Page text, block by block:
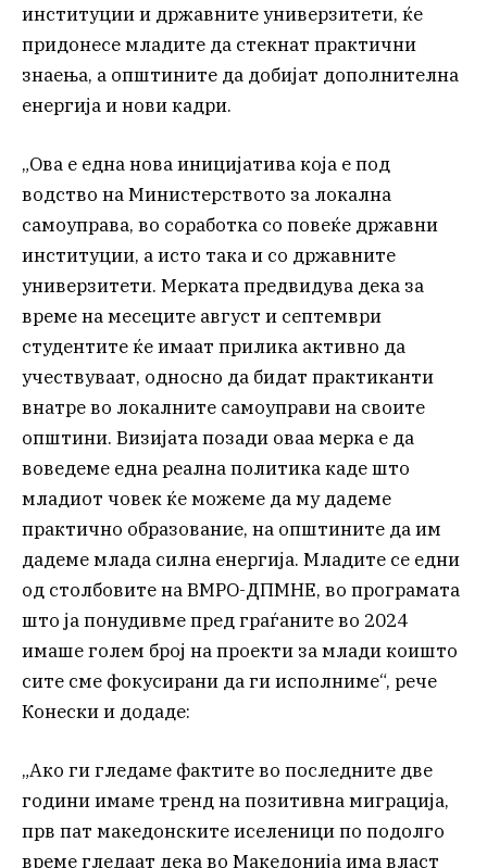
институции и државните универзитети, ќе
придонесе младите да стекнат практични
знаења, а општините да добијат дополнителна
енергија и нови кадри.
„Ова е една нова иницијатива која е под
водство на Министерството за локална
самоуправа, во соработка со повеќе државни
институции, а исто така и со државните
универзитети. Мерката предвидува дека за
време на месеците август и септември
студентите ќе имаат прилика активно да
учествуваат, односно да бидат практиканти
внатре во локалните самоуправи на своите
општини. Визијата позади оваа мерка е да
воведеме една реална политика каде што
младиот човек ќе можеме да му дадеме
практично образование, на општините да им
дадеме млада силна енергија. Младите се едни
од столбовите на ВМРО-ДПМНЕ, во програмата
што ја понудивме пред граѓаните во 2024
имаше голем број на проекти за млади коишто
сите сме фокусирани да ги исполниме“, рече
Конески и додаде:
„Ако ги гледаме фактите во последните две
години имаме тренд на позитивна миграција,
прв пат македонските иселеници по подолго
време гледаат дека во Македонија има власт